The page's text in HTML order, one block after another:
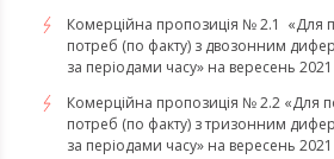
Комерційна пропозиція № 2.1 «Для
потреб (по факту) з двозонним
за періодами часу» на вересень 2021
Комерційна пропозиція № 2.2 «Для
потреб (по факту) з тризонним
за періодами часу» на вересень 2021